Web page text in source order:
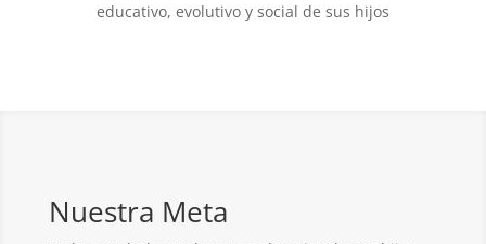
educativo, evolutivo y social de sus hijos
Nuestra Meta